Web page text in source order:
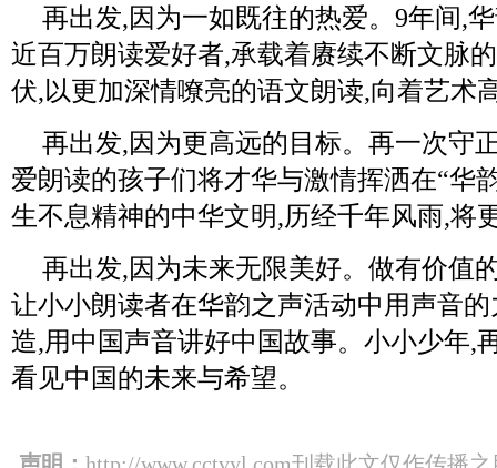
再出发,因为一如既往的热爱。9年间,
近百万朗读爱好者,承载着赓续不断文脉
伏,以更加深情嘹亮的语文朗读,向着艺术
再出发,因为更高远的目标。再一次守
爱朗读的孩子们将才华与激情挥洒在“华
生不息精神的中华文明,历经千年风雨,将
再出发,因为未来无限美好。做有价值
让小小朗读者在华韵之声活动中用声音
造,用中国声音讲好中国故事。小小少年,
看见中国的未来与希望。